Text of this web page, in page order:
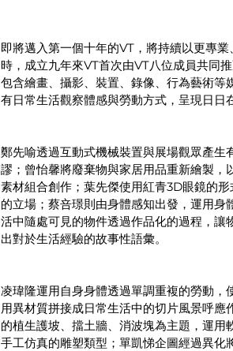
即將邁入第一個十年的VT，將持續以更專
時，成立九年來VT首次由VT八位成員共同
包含繪畫、攝影、裝置、錄像、行為藝術
有日常生活觀察體感與勞動方式，呈現日日
鄭先喻透過互動式機械裝置與展場觀眾產
謬；曾怡馨將廢棄物與家居用品重新繪製
素材組合創作；葉先傑使用紅青3D眼鏡的
的立場；蔡咅璟則由身體感知出發，運用
活中隨處可見的物件透過作品化的過程，
出對於生活經驗的故事性語彙。
凌瑋隆運用自身身體透過單調重複的勞動
用異材質拼接成日常生活中的切片風景呼
的植生護坡、擋土牆、消波塊為主題，運
手工仿真的雕塑類型；單凱悌企圖經過異